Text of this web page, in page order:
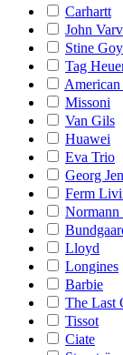
Carhartt
John
Stine
Tag
Missoni
Van Gils
Huawei
Eva Trio
Georg
Ferm
Normann
Lloyd
Longines
Barbie
The Last
Tissot
Ciate